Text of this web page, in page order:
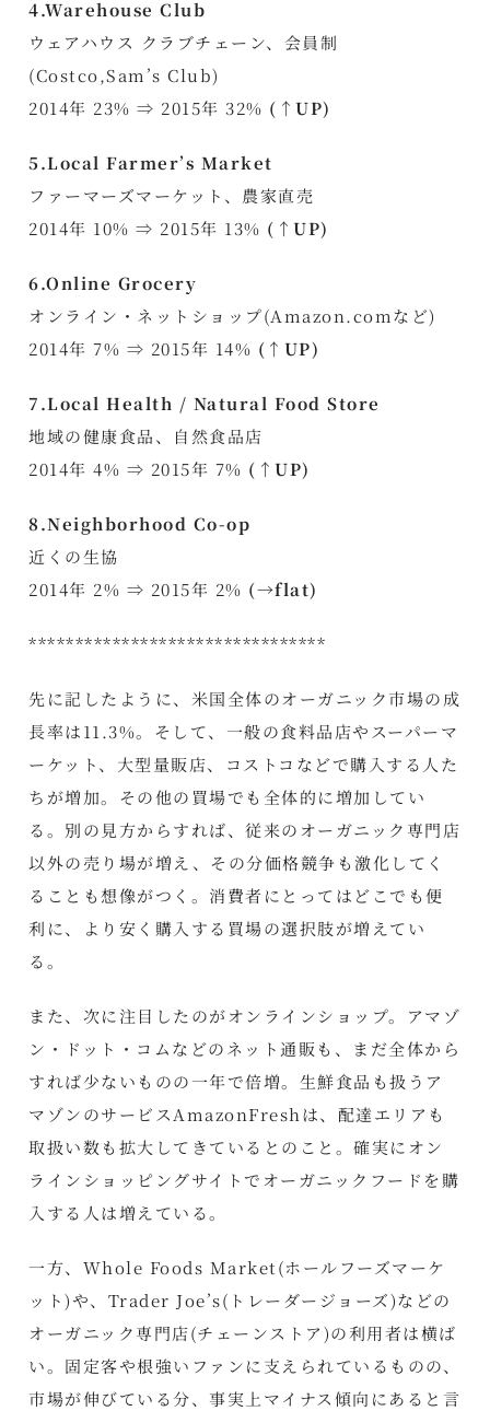
4.Warehouse Club
ウェアハウス クラブチェーン、会員制
(Costco,Sam’s Club)
2014年 23% ⇒ 2015年 32% (↑UP)
5.Local Farmer’s Market
ファーマーズマーケット、農家直売
2014年 10% ⇒ 2015年 13% (↑UP)
6.Online Grocery
オンライン・ネットショップ(Amazon.comなど)
2014年 7% ⇒ 2015年 14% (↑UP)
7.Local Health / Natural Food Store
地域の健康食品、自然食品店
2014年 4% ⇒ 2015年 7% (↑UP)
8.Neighborhood Co-op
近くの生協
2014年 2% ⇒ 2015年 2% (→flat)
********************************
先に記したように、米国全体のオーガニック市場の成
長率は11.3%。そして、一般の食料品店やスーパーマ
ーケット、大型量販店、コストコなどで購入する人た
ちが増加。その他の買場でも全体的に増加してい
る。別の見方からすれば、従来のオーガニック専門店
以外の売り場が増え、その分価格競争も激化してく
ることも想像がつく。消費者にとってはどこでも便
利に、より安く購入する買場の選択肢が増えてい
る。
また、次に注目したのがオンラインショップ。アマゾ
ン・ドット・コムなどのネット通販も、まだ全体から
すれば少ないものの一年で倍増。生鮮食品も扱うア
マゾンのサービスAmazonFreshは、配達エリアも
取扱い数も拡大してきているとのこと。確実にオン
ラインショッピングサイトでオーガニックフードを購
入する人は増えている。
一方、Whole Foods Market(ホールフーズマーケ
ット)や、Trader Joe’s(トレーダージョーズ)などの
オーガニック専門店(チェーンストア)の利用者は横ば
い。固定客や根強いファンに支えられているものの、
市場が伸びている分、事実上マイナス傾向にあると言